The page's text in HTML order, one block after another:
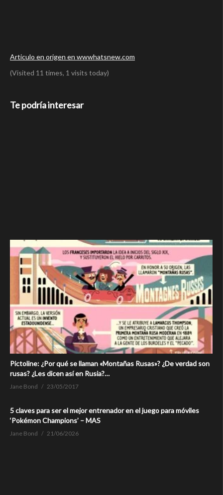
Articulo en origen en wwwhatsnew.com
(Visited 11 times, 1 visits today)
Te podría interesar
Pictoline: ¿Por qué se llaman «Montañas Rusas»? ¿De verdad son
rusas? ¿Les dicen así en Rusia?…
Jane Bond 23/05/2017
5 claves para ser el mejor entrenador en el juego para móviles
‘Pokémon Champions’ – MAS
Jane Bond 21/06/2026